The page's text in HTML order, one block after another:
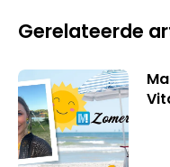
Gerelateerde